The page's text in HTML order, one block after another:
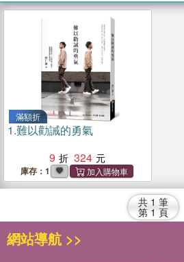
滿額折
1.難以勸誡的勇氣
9
324
庫存：1
共 1 筆
第 1 頁
網站導航 >>